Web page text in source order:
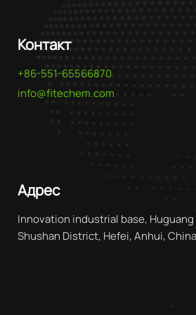
Контакт
+86-551-65566870
info@fitechem.com
Адрес
Innovation industrial base, Huguang
Shushan District, Hefei, Anhui,